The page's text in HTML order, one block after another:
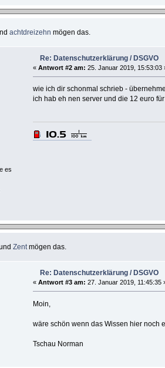
achtdreizehn mögen das.
es
Re: Datenschutzerklärung / DSGVO
« Antwort #2 am: 25. Januar 2019, 15:53:03
wie ich dir schonmal schrieb -
ich hab eh nen server und die 12 euro
Zentmögen das.
Re: Datenschutzerklärung / DSGVO
« Antwort #3 am: 27. Januar 2019, 11:45:35
Moin,
wäre schön wenn das Wissen hier noch
Tschau Norman